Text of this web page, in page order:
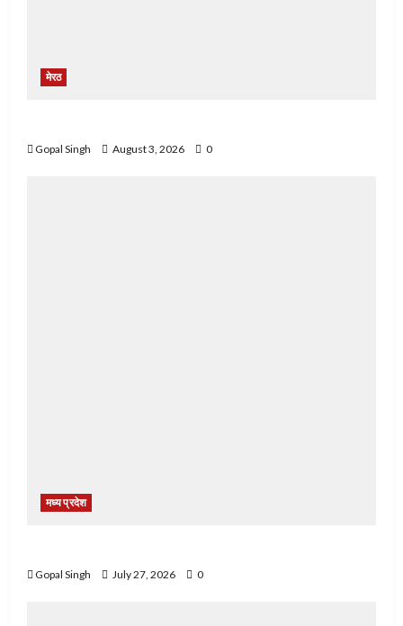
मेरठ
Gopal Singh August 3, 2026 0
मध्य प्रदेश
Gopal Singh July 27, 2026 0